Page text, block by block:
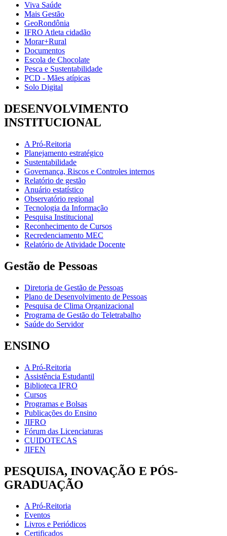
Viva Saúde
Mais Gestão
GeoRondônia
IFRO Atleta cidadão
Morar+Rural
Documentos
Escola de Chocolate
Pesca e Sustentabilidade
PCD - Mães atípicas
Solo Digital
DESENVOLVIMENTO
INSTITUCIONAL
A Pró-Reitoria
Planejamento estratégico
Sustentabilidade
Governança, Riscos e Controles internos
Relatório de gestão
Anuário estatístico
Observatório regional
Tecnologia da Informação
Pesquisa Institucional
Reconhecimento de Cursos
Recredenciamento MEC
Relatório de Atividade Docente
Gestão de Pessoas
Diretoria de Gestão de Pessoas
Plano de Desenvolvimento de Pessoas
Pesquisa de Clima Organizacional
Programa de Gestão do Teletrabalho
Saúde do Servidor
ENSINO
A Pró-Reitoria
Assistência Estudantil
Biblioteca IFRO
Cursos
Programas e Bolsas
Publicações do Ensino
JIFRO
Fórum das Licenciaturas
CUIDOTECAS
JIFEN
PESQUISA, INOVAÇÃO E PÓS-
GRADUAÇÃO
A Pró-Reitoria
Eventos
Livros e Periódicos
Certificados